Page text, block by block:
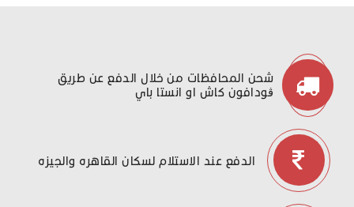
شحن المحافظات من خلال الدفع عن طريق
ڤودافون كاش او انستا باي
الدفع عند الاستلام لسكان القاهره والجيزه